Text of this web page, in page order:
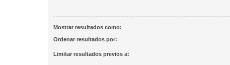
Mostrar resultados como:
Ordenar resultados por:
Limitar resultados previos a: